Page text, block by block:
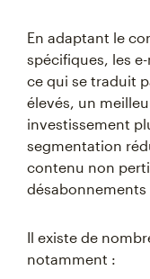
En adaptant le
spécifiques, les
ce qui se traduit
élevés, un
investissement
segmentation
contenu non
Il existe de
notamment :